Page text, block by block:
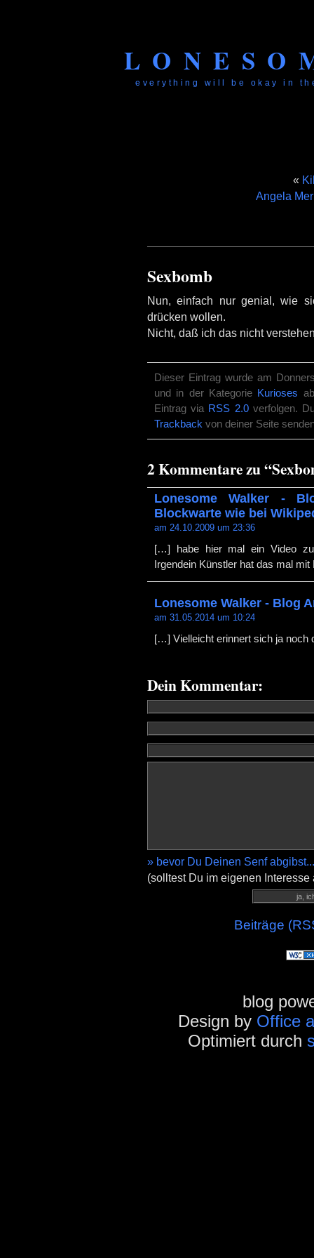
everything will be okay in
«
Angela
Sexbomb
Nun, einfach nur genial, wie
drücken wollen.
Nicht, daß ich das nicht
Dieser Eintrag wurde am
und in der Kategorie Kurioses
Eintrag via RSS 2.0verfolgen.
Trackback von deiner Seite
2 Kommentare zu
Lonesome Walker -
Blockwarte wie bei
am 24.10.2009 um 23:36
[…] habe hier mal ein Video
Irgendein Künstler hat das mal
Lonesome Walker - Blog
am 31.05.2014 um 10:24
[…] Vielleicht erinnert sich ja noch
Dein Kommentar:
» bevor Du Deinen Senf abgibst...
(solltest Du im eigenen
Beiträge
blog
Design by Office
Optimiert durch